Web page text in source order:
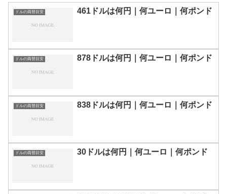
ドルの両替目安 461ドルは何円｜何ユーロ｜何ポンド
ドルの両替目安 878ドルは何円｜何ユーロ｜何ポンド
ドルの両替目安 838ドルは何円｜何ユーロ｜何ポンド
ドルの両替目安 30ドルは何円｜何ユーロ｜何ポンド